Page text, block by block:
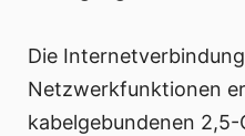
Die
Netzwerkfunktionen
kabelgebundenen